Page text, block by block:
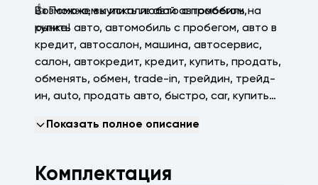
👍 Поможем купить любой автомобиль на
рынке!
Возможно, вы искали: авто с пробегом,
купить авто, автомобиль с пробегом, авто в
кредит, автосалон, машина, автосервис,
салон, автокредит, кредит, купить, продать,
обменять, обмен, trаdе-in, трейдин, трейд-
ин, аutо, продать авто, быстро, саr, купить
пробегсервис, селект, арконт, Волгоград,
Показать полное описание
Комплектация